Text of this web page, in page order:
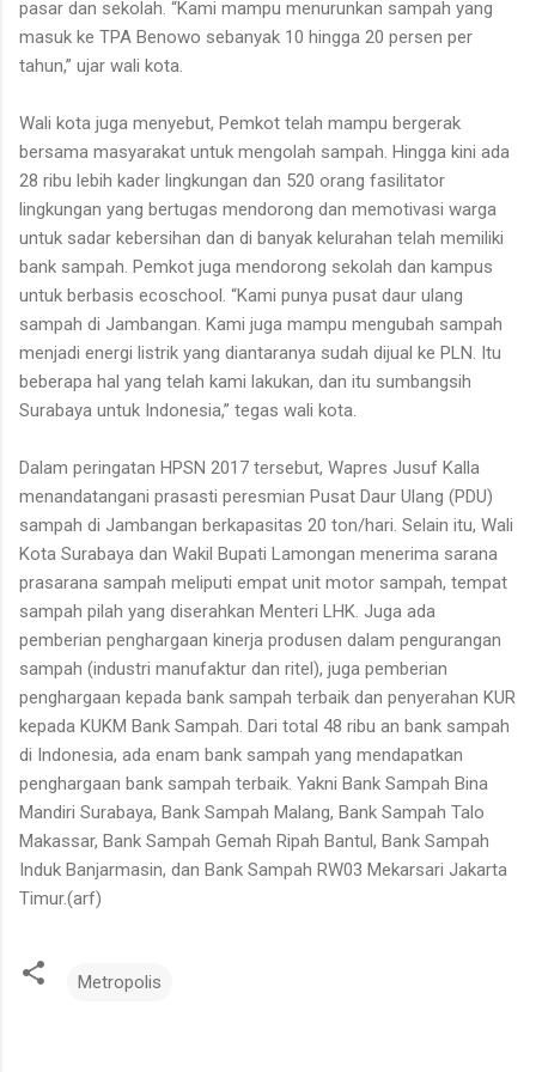
pasar dan sekolah. “Kami mampu menurunkan sampah yang
masuk ke TPA Benowo sebanyak 10 hingga 20 persen per
tahun,” ujar wali kota.
Wali kota juga menyebut, Pemkot telah mampu bergerak
bersama masyarakat untuk mengolah sampah. Hingga kini ada
28 ribu lebih kader lingkungan dan 520 orang fasilitator
lingkungan yang bertugas mendorong dan memotivasi warga
untuk sadar kebersihan dan di banyak kelurahan telah memiliki
bank sampah. Pemkot juga mendorong sekolah dan kampus
untuk berbasis ecoschool. “Kami punya pusat daur ulang
sampah di Jambangan. Kami juga mampu mengubah sampah
menjadi energi listrik yang diantaranya sudah dijual ke PLN. Itu
beberapa hal yang telah kami lakukan, dan itu sumbangsih
Surabaya untuk Indonesia,” tegas wali kota.
Dalam peringatan HPSN 2017 tersebut, Wapres Jusuf Kalla
menandatangani prasasti peresmian Pusat Daur Ulang (PDU)
sampah di Jambangan berkapasitas 20 ton/hari. Selain itu, Wali
Kota Surabaya dan Wakil Bupati Lamongan menerima sarana
prasarana sampah meliputi empat unit motor sampah, tempat
sampah pilah yang diserahkan Menteri LHK. Juga ada
pemberian penghargaan kinerja produsen dalam pengurangan
sampah (industri manufaktur dan ritel), juga pemberian
penghargaan kepada bank sampah terbaik dan penyerahan KUR
kepada KUKM Bank Sampah. Dari total 48 ribu an bank sampah
di Indonesia, ada enam bank sampah yang mendapatkan
penghargaan bank sampah terbaik. Yakni Bank Sampah Bina
Mandiri Surabaya, Bank Sampah Malang, Bank Sampah Talo
Makassar, Bank Sampah Gemah Ripah Bantul, Bank Sampah
Induk Banjarmasin, dan Bank Sampah RW03 Mekarsari Jakarta
Timur.(arf)
Metropolis